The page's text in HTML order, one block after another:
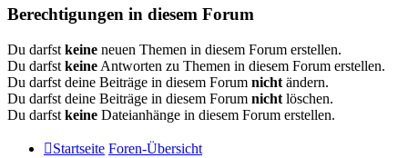
Berechtigungen in diesem Forum
Du darfst keine neuen Themen in diesem Forum erstellen.
Du darfst keine Antworten zu Themen in diesem Forum erstellen.
Du darfst deine Beiträge in diesem Forum nicht ändern.
Du darfst deine Beiträge in diesem Forum nicht löschen.
Du darfst keine Dateianhänge in diesem Forum erstellen.
Startseite Foren-Übersicht